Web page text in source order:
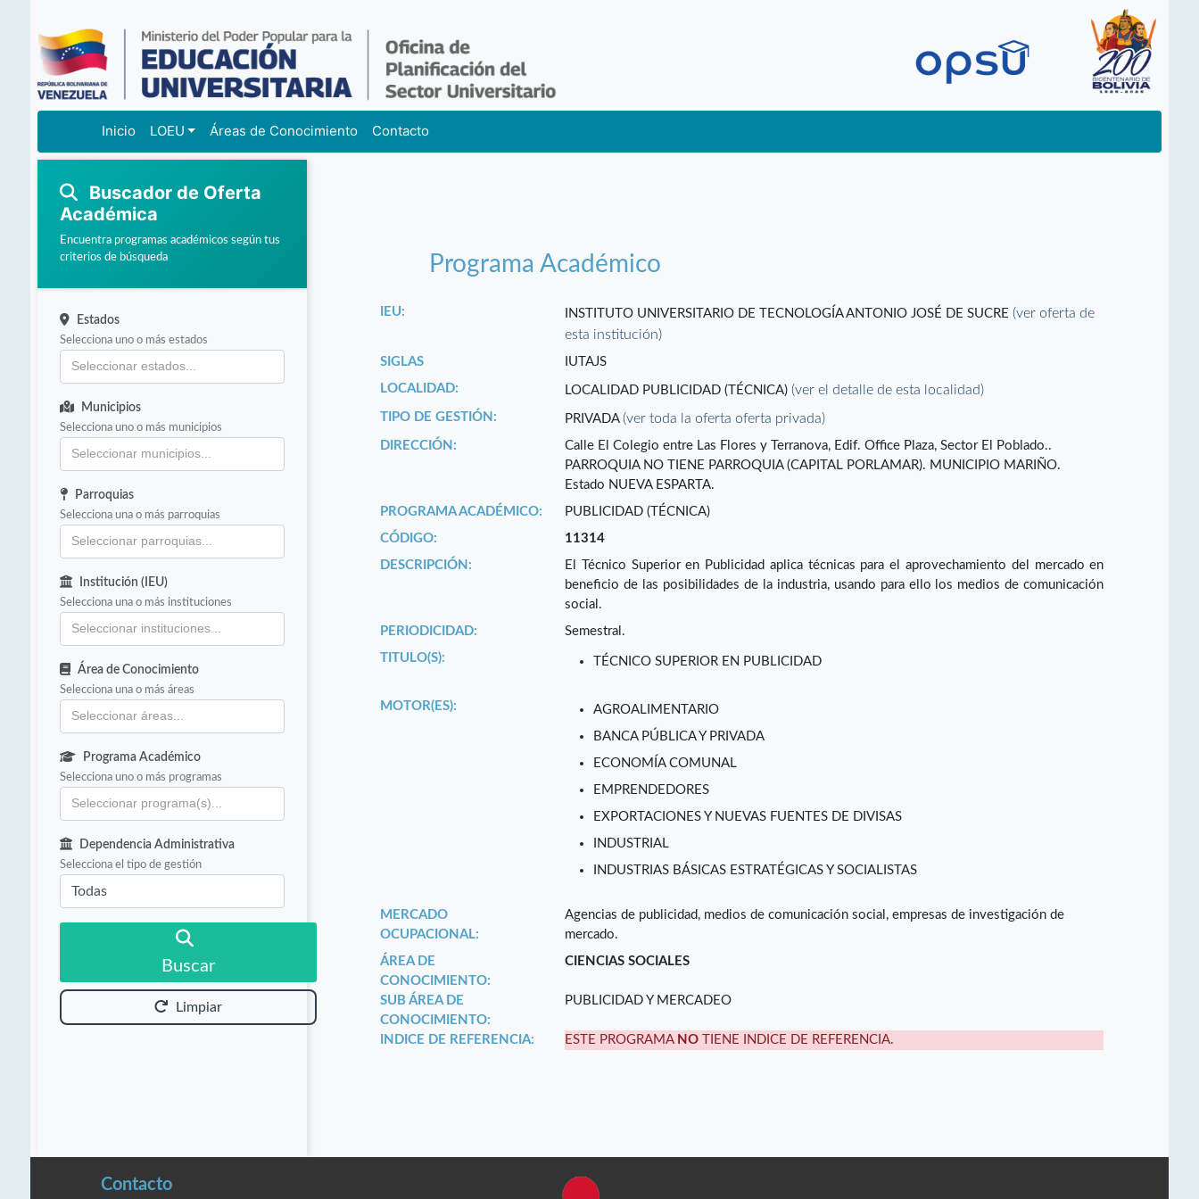
Inicio LOEU Áreas de Conocimiento Contacto
Buscador de Oferta
Académica
Encuentra programas académicos según tus
criterios de búsqueda
Estados
Selecciona uno o más estados
Municipios
Selecciona uno o más municipios
Parroquias
Selecciona una o más parroquias
Institución (IEU)
Selecciona una o más instituciones
Área de Conocimiento
Selecciona una o más áreas
Programa Académico
Selecciona uno o más programas
Dependencia Administrativa
Selecciona el tipo de gestión
Buscar
Limpiar
Programa Académico
IEU: INSTITUTO UNIVERSITARIO DE TECNOLOGÍA ANTONIO JOSÉ DE SUCRE(ver oferta de
esta institución)
SIGLAS
IUTAJS
LOCALIDAD:
LOCALIDAD PUBLICIDAD (TÉCNICA)(ver el detalle de esta localidad)
TIPO DE GESTIÓN: PRIVADA(ver toda la oferta oferta privada)
DIRECCIÓN:
Calle El Colegio entre Las Flores y Terranova, Edif. Office Plaza, Sector El Poblado..
PARROQUIA NO TIENE PARROQUIA (CAPITAL PORLAMAR). MUNICIPIO MARIÑO.
Estado NUEVA ESPARTA.
PROGRAMA ACADÉMICO:
PUBLICIDAD (TÉCNICA)
CÓDIGO:
11314
DESCRIPCIÓN:
El Técnico Superior en Publicidad aplica técnicas para el aprovechamiento del mercado en
beneficio de las posibilidades de la industria, usando para ello los medios de comunicación
social.
PERIODICIDAD:
Semestral.
TITULO(S):
TÉCNICO SUPERIOR EN PUBLICIDAD
MOTOR(ES):
AGROALIMENTARIO
BANCA PÚBLICA Y PRIVADA
ECONOMÍA COMUNAL
EMPRENDEDORES
EXPORTACIONES Y NUEVAS FUENTES DE DIVISAS
INDUSTRIAL
INDUSTRIAS BÁSICAS ESTRATÉGICAS Y SOCIALISTAS
MERCADO
OCUPACIONAL:
Agencias de publicidad, medios de comunicación social, empresas de investigación de
mercado.
ÁREA DE
CONOCIMIENTO:
CIENCIAS SOCIALES
SUB ÁREA DE
CONOCIMIENTO:
PUBLICIDAD Y MERCADEO
INDICE DE REFERENCIA: ESTE PROGRAMA NO TIENE INDICE DE REFERENCIA.
Contacto